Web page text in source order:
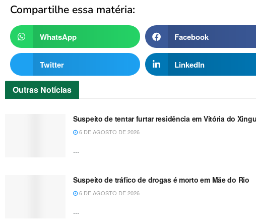
Compartilhe essa matéria:
WhatsApp Facebook
Twitter LinkedIn
Outras Notícias
Suspeito de tentar furtar residência em Vitória do
6 DE AGOSTO DE 2026
...
Suspeito de tráfico de drogas é morto em Mãe do Rio
6 DE AGOSTO DE 2026
...